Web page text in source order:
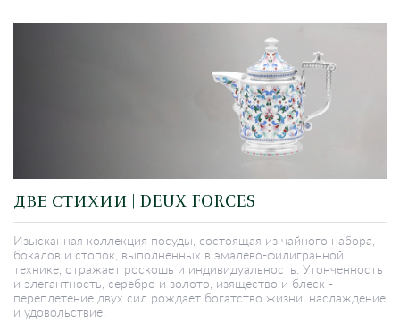
ДВЕ СТИХИИ | DEUX FORCES
Изысканная коллекция посуды, состоящая из чайного набора,
бокалов и стопок, выполненных в эмалево-филигранной
технике, отражает роскошь и индивидуальность. Утонченность
и элегантность, серебро и золото, изящество и блеск -
переплетение двух сил рождает богатство жизни, наслаждение
и удовольствие.